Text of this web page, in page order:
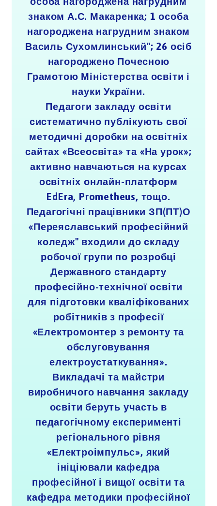
знаком А.С. Макаренка; 1 особа
нагороджена нагрудним знаком
Василь Сухомлинський"; 26 осіб
нагороджено Почесною
Грамотою Міністерства освіти і
науки України.
Педагоги закладу освіти
систематично публікують свої
методичні доробки на освітніх
сайтах «Всеосвіта» та «На урок»;
активно навчаються на курсах
освітніх онлайн-платформ
EdEra, Prometheus, тощо.
Педагогічні працівники ЗП(ПТ)О
«Переяславський професійний
коледж" входили до складу
робочої групи по розробці
Державного стандарту
професійно-технічної освіти
для підготовки кваліфікованих
робітників з професії
«Електромонтер з ремонту та
обслуговування
електроустаткування».
Викладачі та майстри
виробничого навчання закладу
освіти беруть участь в
педагогічному експерименті
регіонального рівня
«Електроімпульс», який
ініціювали кафедра
професійної і вищої освіти та
кафедра методики професійної